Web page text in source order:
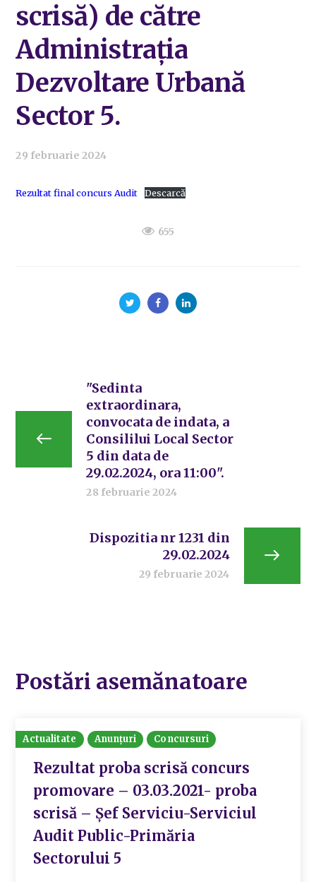
scrisă) de către
Administrația
Dezvoltare Urbană
Sector 5.
29 februarie 2024
Rezultat final concurs Audit Descarcă
655
"Sedinta
extraordinara,
convocata de indata, a
Consililui Local Sector
5 din data de
29.02.2024, ora 11:00".
28 februarie 2024
Dispozitia nr 1231 din
29.02.2024
29 februarie 2024
Postări asemănatoare
Actualitate Anunțuri Concursuri
Rezultat proba scrisă concurs
promovare – 03.03.2021- proba
scrisă – Șef Serviciu-Serviciul
Audit Public-Primăria
Sectorului 5